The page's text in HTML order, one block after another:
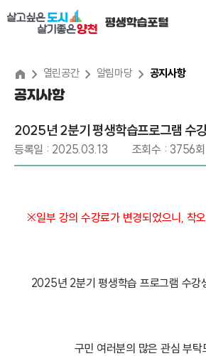
본
열린공간 알림마당 공지사항
공지사항
2025년 2분기 평생학습프로그램 수
등록일 : 2025.03.13 조회수 : 3756회
※일부 강의 수강료가 변경되었으니 , 착
2025년 2분기 평생학습 프로그램 수강
구민 여러분의 많은 관심 부탁